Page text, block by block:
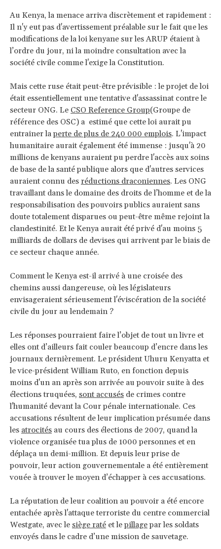
Au Kenya, la menace arriva discrètement et rapidement :
Il n'y eut pas d'avertissement préalable sur le fait que les
modifications de la loi kenyane sur les ARUP étaient à
l’ordre du jour, ni la moindre consultation avec la
société civile comme l'exige la Constitution.
Mais cette ruse était peut-être prévisible : le projet de loi
était essentiellement une tentative d'assassinat contre le
secteur ONG. Le CSO Reference Group(Groupe de
référence des OSC) a estimé que cette loi aurait pu
entrainer laperte de plus de 240 000 emplois. L'impact
humanitaire aurait également été immense : jusqu'à 20
millions de kenyans auraient pu perdre l'accès aux soins
de base de la santé publique alors que d'autres services
auraient connu des réductions draconiennes. Les ONG
travaillant dans le domaine des droits de l’homme et de la
responsabilisation des pouvoirs publics auraient sans
doute totalement disparues ou peut-être même rejoint la
clandestinité. Et le Kenya aurait été privé d'au moins 5
milliards de dollars de devises qui arrivent par le biais de
ce secteur chaque année.
Comment le Kenya est-il arrivé à une croisée des
chemins aussi dangereuse, où les législateurs
envisageraient sérieusement l'éviscération de la société
civile du jour au lendemain ?
Les réponses pourraient faire l’objet de tout un livre et
elles ont d’ailleurs fait couler beaucoup d’encre dans les
journaux dernièrement. Le président Uhuru Kenyatta et
le vice-président William Ruto, en fonction depuis
moins d'un an après son arrivée au pouvoir suite à des
élections truquées, sont accusés de crimes contre
l'humanité devant la Cour pénale internationale. Ces
accusations résultent de leur implication présumée dans
les atrocités au cours des élections de 2007, quand la
violence organisée tua plus de 1000 personnes et en
déplaça un demi-million. Et depuis leur prise de
pouvoir, leur action gouvernementale a été entièrement
vouée à trouver le moyen d’échapper à ces accusations.
La réputation de leur coalition au pouvoir a été encore
entachée après l'attaque terroriste du centre commercial
Westgate, avec le siège raté et lepillagepar les soldats
envoyés dans le cadre d’une mission de sauvetage.